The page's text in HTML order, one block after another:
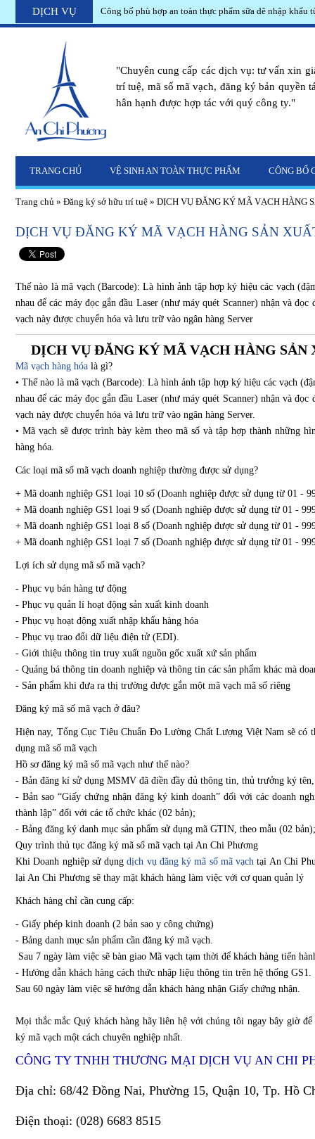
DỊCH VỤ Công bố phù hợp an toàn thực phẩm sữa dê nhập khẩu
Công bố chất lượng hương cà phê nhập khẩu từ Thái
"Chuyên cung cấp các dịch vụ: tư vấn xin
trí tuệ, mã số mã vạch, đăng ký bản quyền
hân hạnh được hợp tác với quý công ty."
TRANG CHỦ VỆ SINH AN TOÀN THỰC PHẨM CÔNG BỐ
Trang chủ » Đăng ký sở hữu trí tuệ » DỊCH VỤ ĐĂNG KÝ MÃ VẠCH HÀNG
DỊCH VỤ ĐĂNG KÝ MÃ VẠCH HÀNG SẢN
Thế nào là mã vạch (Barcode): Là hình ảnh tập hợp ký hiệu các vạch
nhau để các máy đọc gắn đầu Laser (như máy quét Scanner) nhận và
vạch này được chuyển hóa và lưu trữ vào ngân hàng Server
DỊCH VỤ ĐĂNG KÝ MÃ VẠCH HÀNG SẢN
Mã vạch hàng hóa là gì?
• Thế nào là mã vạch (Barcode): Là hình ảnh tập hợp ký hiệu các vạch
nhau để các máy đọc gắn đầu Laser (như máy quét Scanner) nhận và
vạch này được chuyển hóa và lưu trữ vào ngân hàng Server.
• Mã vạch sẽ được trình bày kèm theo mã số và tập hợp thành những
hàng hóa.
Các loại mã số mã vạch doanh nghiệp thường được sử dụng?
+ Mã doanh nghiệp GS1 loại 10 số (Doanh nghiệp được sử dụng từ 01 -
+ Mã doanh nghiệp GS1 loại 9 số (Doanh nghiệp được sử dụng từ 01 -
+ Mã doanh nghiệp GS1 loại 8 số (Doanh nghiệp được sử dụng từ 01 -
+ Mã doanh nghiệp GS1 loại 7 số (Doanh nghiệp được sử dụng từ 01 -
Lợi ích sử dụng mã số mã vạch?
- Phục vụ bán hàng tự động
- Phục vụ quản l‎í hoạt động sản xuất kinh doanh
- Phục vụ hoạt động xuất nhập khẩu hàng hóa
- Phục vụ trao đổi dữ liệu điện tử (EDI).
- Giới thiệu thông tin truy xuất nguồn gốc xuất xứ sản phẩm
- Quảng bá thông tin doanh nghiệp và thông tin các sản phẩm khác mà
- Sản phẩm khi đưa ra thị trường được gắn một mã vạch mã số riêng
Đăng ký mã số mã vạch ở đâu?
Hiện nay, Tổng Cục Tiêu Chuẩn Đo Lường Chất Lượng Việt Nam sẽ có
dụng mã số mã vạch
Hồ sơ đăng ký mã số mã vạch như thế nào?
- Bản đăng kí sử dụng MSMV đã điền đầy đủ thông tin, thủ trưởng ký
- Bản sao “Giấy chứng nhận đăng ký kinh doanh” đối với các doanh
thành lập” đối với các tổ chức khác (02 bản);
- Bảng đăng ký danh mục sản phẩm sử dụng mã GTIN, theo mẫu (02 bản);
Quy trình thủ tục đăng ký mã số mã vạch tại An Chi Phương
Khi Doanh nghiệp sử dụngdịch vụ đăng ký mã số mã vạch tại An Chi
lại An Chi Phương sẽ thay mặt khách hàng làm việc với cơ quan quản lý
Khách hàng chỉ cần cung cấp:
- Giấy phép kinh doanh (2 bản sao y công chứng)
- Bảng danh mục sản phẩm cần đăng ký mã vạch.
Sau 7 ngày làm việc sẽ bàn giao Mã vạch tạm thời để khách hàng tiến
- Hướng dẫn khách hàng cách thức nhập liệu thông tin trên hệ thống GS1.
Sau 60 ngày làm việc sẽ hướng dẫn khách hàng nhận Giấy chứng nhận.
Mọi thắc mắc Quý khách hàng hãy liên hệ với chúng tôi ngay bây giờ
ký mã vạch một cách chuyên nghiệp nhất.
CÔNG TY TNHH THƯƠNG MẠI DỊCH VỤ AN CHI
Địa chỉ: 68/42 Đồng Nai, Phường 15, Quận 10, Tp. Hồ
Điện thoại: (028) 6683 8515